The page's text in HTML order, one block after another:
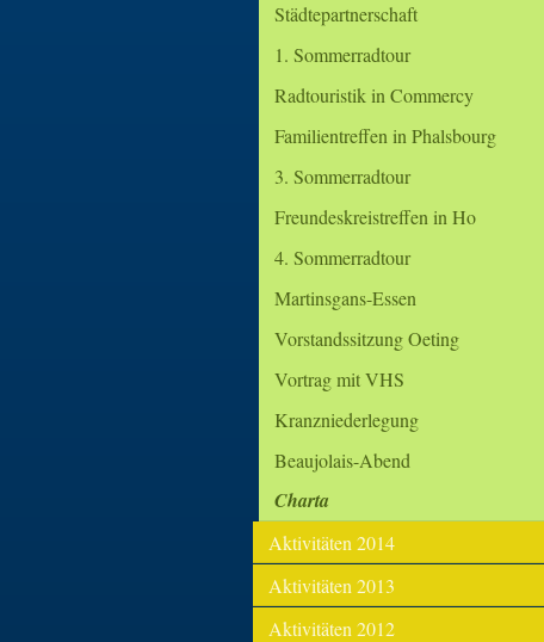
Städtepartnerschaft
1. Sommerradtour
Radtouristik in Commercy
Familientreffen in Phalsbourg
3. Sommerradtour
Freundeskreistreffen in Ho
4. Sommerradtour
Martinsgans-Essen
Vorstandssitzung Oeting
Vortrag mit VHS
Kranzniederlegung
Beaujolais-Abend
Charta
Aktivitäten 2014
Aktivitäten 2013
Aktivitäten 2012